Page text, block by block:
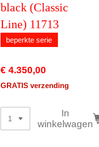
black (Classic
Line) 11713
beperkte serie
€ 4.350,00
GRATIS verzending
In
winkelwagen